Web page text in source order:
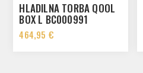
HLADILNA TORBA QOOL
BOX L BC000991
464,95 €